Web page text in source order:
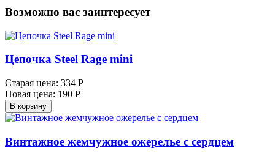
Возможно вас заинтересует
Цепочка Steel Rage mini
Старая цена: 334 Р
Новая цена: 190 Р
В корзину
Винтажное жемчужное ожерелье с сердцем